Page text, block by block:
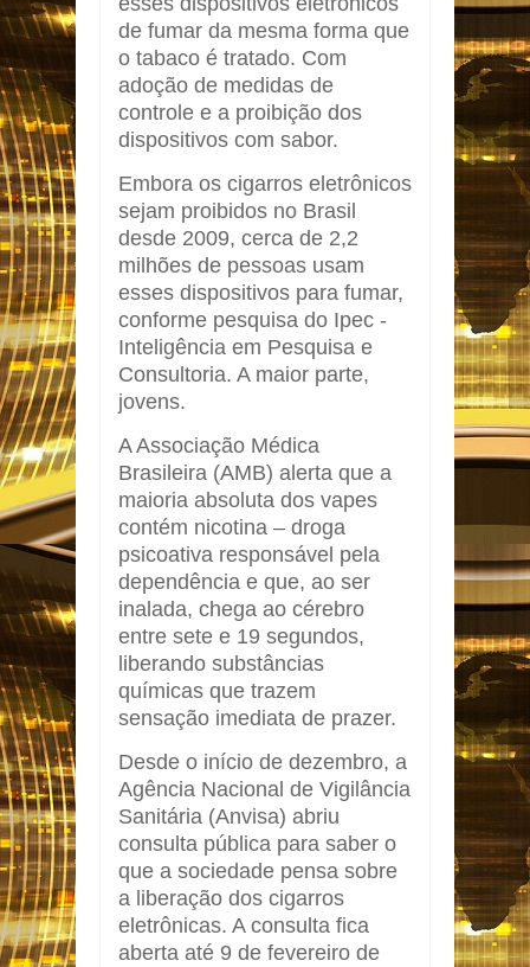
de fumar da mesma forma que
o tabaco é tratado. Com
adoção de medidas de
controle e a proibição dos
dispositivos com sabor.
Embora os cigarros eletrônicos
sejam proibidos no Brasil
desde 2009, cerca de 2,2
milhões de pessoas usam
esses dispositivos para fumar,
conforme pesquisa do Ipec -
Inteligência em Pesquisa e
Consultoria. A maior parte,
jovens.
A Associação Médica
Brasileira (AMB) alerta que a
maioria absoluta dos vapes
contém nicotina – droga
psicoativa responsável pela
dependência e que, ao ser
inalada, chega ao cérebro
entre sete e 19 segundos,
liberando substâncias
químicas que trazem
sensação imediata de prazer.
Desde o início de dezembro, a
Agência Nacional de Vigilância
Sanitária (Anvisa) abriu
consulta pública para saber o
que a sociedade pensa sobre
a liberação dos cigarros
eletrônicas. A consulta fica
aberta até 9 de fevereiro de